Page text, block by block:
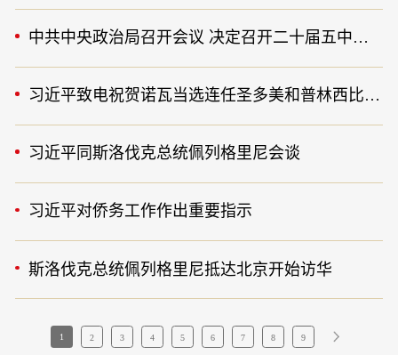
中共中央政治局召开会议 决定召开二十届五中全会 分析研究当前经济形势和经济工作 中共中央总书记习近平主持会议
习近平致电祝贺诺瓦当选连任圣多美和普林西比总统
习近平同斯洛伐克总统佩列格里尼会谈
习近平对侨务工作作出重要指示
斯洛伐克总统佩列格里尼抵达北京开始访华
1 2 3 4 5 6 7 8 9